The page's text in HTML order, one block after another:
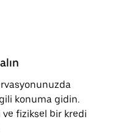
konuma gidin.
ve fiziksel bir kredi